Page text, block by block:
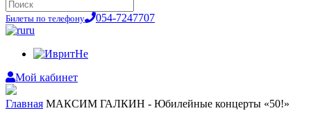
Билеты по телефону
054-7247707
ru
He
Мой кабинет
Главная МАКСИМ ГАЛКИН - Юбилейные концерты «50!»